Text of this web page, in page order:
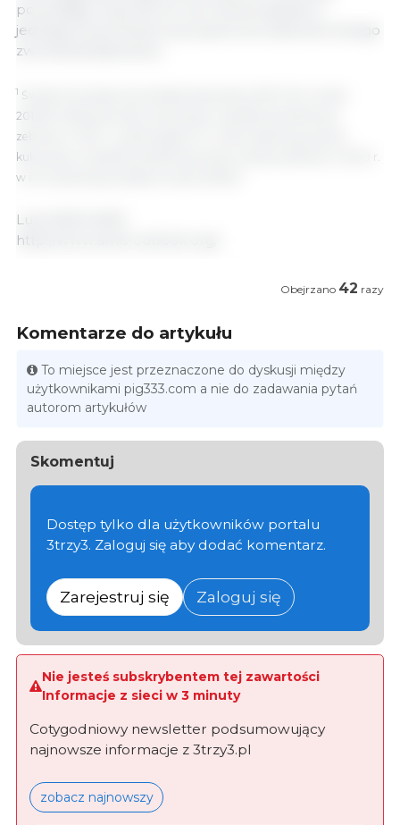
pozwalając importerom soi na skorzystanie z
jednego pozwolenia na przywóz do sześciokrotnego
zwolnienia ładunków.
1 Światowa prognoza produkcji kukurydzy AMIS-FAO na lata
2019/20 obejmuje zbiory kukurydzy na półkuli południowej
zebrane w 2019 r., podczas gdy IGC i USDA obejmują uprawy
kukurydzy na półkuli południowej, które zostaną zebrane w 2020 r.
w ich światowej produkcji na lata 2019/20
Luty 2020/ AMIS
http://www.amis-outlook.org/
Obejrzano 42 razy
Komentarze do artykułu
To miejsce jest przeznaczone do dyskusji między
użytkownikami pig333.com a nie do zadawania pytań
autorom artykułów
Skomentuj
Dostęp tylko dla użytkowników portalu
3trzy3. Zaloguj się aby dodać komentarz.
Zarejestruj się Zaloguj się
Nie jesteś subskrybentem tej zawartości
Informacje z sieci w 3 minuty
Cotygodniowy newsletter podsumowujący
najnowsze informacje z 3trzy3.pl
zobacz najnowszy